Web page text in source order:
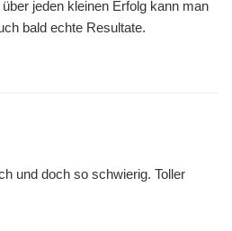
jeden kleinen Erfolg kann man
bald echte Resultate.
und doch so schwierig. Toller